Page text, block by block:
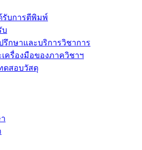
รับการตีพิมพ์
บ
รึกษาและบริการวิชาการ
ครื่องมือของภาควิชาฯ
ดสอบวัสดุ